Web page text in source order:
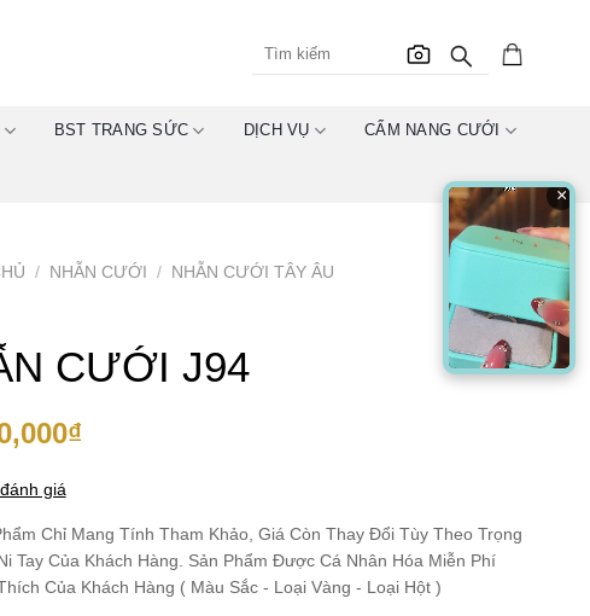
BST TRANG SỨC DỊCH VỤ CẨM NANG CƯỚI
/ NHẪN CƯỚI / NHẪN CƯỚI TÂY ÂU
CƯỚI J94
₫
đánh giá
Chỉ Mang Tính Tham Khảo, Giá Còn Thay Đổi Tùy Theo Trọng
Tay Của Khách Hàng. Sản Phẩm Được Cá Nhân Hóa Miễn Phí
Của Khách Hàng ( Màu Sắc - Loại Vàng - Loại Hột )
×